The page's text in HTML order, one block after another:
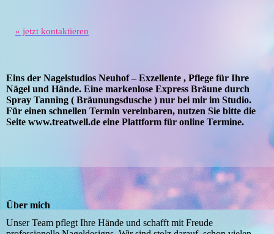
» jetzt kontaktieren
Eins der Nagelstudios Neuhof – Exzellente , Pflege für Ihre
Nägel und Hände. Eine markenlose Express Bräune durch
Spray Tanning ( Bräunungsdusche ) nur bei mir im Studio.
Für einen schnellen Termin vereinbaren, nutzen Sie bitte die
Seite www.treatwell.de eine Plattform für online Termine.
Über mich
Unser Team pflegt Ihre Hände und schafft mit Freude